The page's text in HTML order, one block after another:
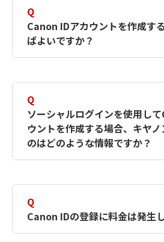
Q
Canon IDアカウントを作成す
ばよいですか？
す。詳しい作成方法は【カ
何ですか？Canon IDの作成
ださい。
Q
ソーシャルログインを使用し
ウントを作成する場合、キヤ
のはどのような情報ですか？
択したサービスから取得し
簡単に作成できるように、
Canon IDの登録フォームを
Q
Canon IDの登録に料金は発生